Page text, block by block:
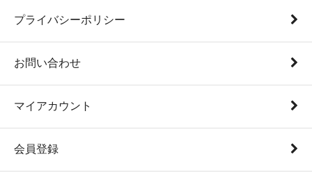
プライバシーポリシー
お問い合わせ
マイアカウント
会員登録